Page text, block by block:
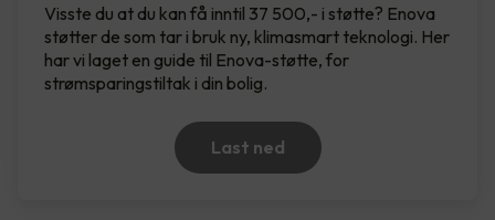
Visste du at du kan få inntil 37 500,- i støtte? Enova
støtter de som tar i bruk ny, klimasmart teknologi. Her
har vi laget en guide til Enova-støtte, for
strømsparingstiltak i din bolig.
Last ned